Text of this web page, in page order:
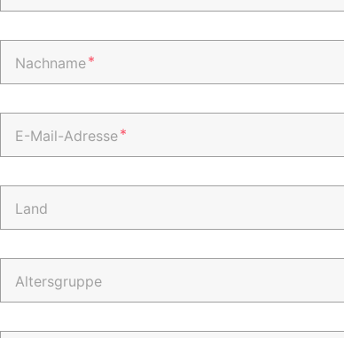
Nachname*
E-Mail-Adresse*
Land
Altersgruppe